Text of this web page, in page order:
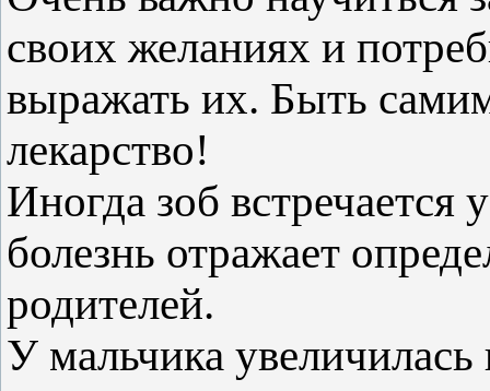
своих желаниях и
выражать их. Быть
лекарство!
Иногда зоб встречается
болезнь отражает
родителей.
У мальчика